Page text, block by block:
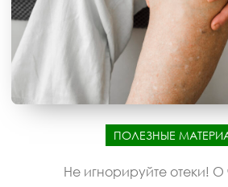
ПОЛЕЗНЫЕ
Не игнорируйте отеки!